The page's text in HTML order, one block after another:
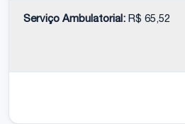
Serviço Ambulatorial: R$ 65,52